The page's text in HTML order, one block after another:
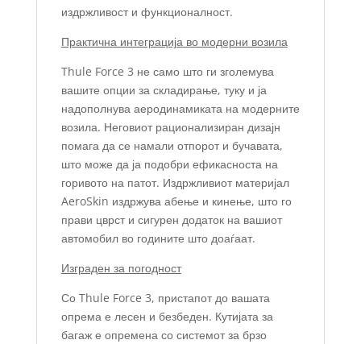
издржливост и функционалност.
Практична интеграција во модерни возила
Thule Force 3 не само што ги зголемува
вашите опции за складирање, туку и ја
надополнува аеродинамиката на модерните
возила. Неговиот рационализиран дизајн
помага да се намали отпорот и бучавата,
што може да ја подобри ефикасноста на
горивото на патот. Издржливиот материјал
AeroSkin издржува абење и кинење, што го
прави цврст и сигурен додаток на вашиот
автомобил во годините што доаѓаат.
Изграден за погодност
Со Thule Force 3, пристапот до вашата
опрема е лесен и безбеден. Кутијата за
багаж е опремена со системот за брзо